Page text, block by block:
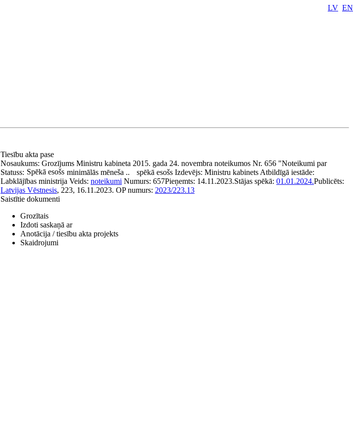
LV EN
Tiesību akta pase
Nosaukums: Grozījums Ministru kabineta 2015. gada 24. novembra noteikumos Nr. 656 "Noteikumi par
minimālās mēneša ..
Statuss: Spēkā esošs spēkā esošs Izdevējs: Ministru kabinets Atbildīgā iestāde:
Labklājības ministrija Veids: noteikumi Numurs: 657Pieņemts: 14.11.2023.Stājas spēkā: 01.01.2024.Publicēts:
Latvijas Vēstnesis, 223, 16.11.2023. OP numurs: 2023/223.13
Saistītie dokumenti
Grozītais
Izdoti saskaņā ar
Anotācija / tiesību akta projekts
Skaidrojumi